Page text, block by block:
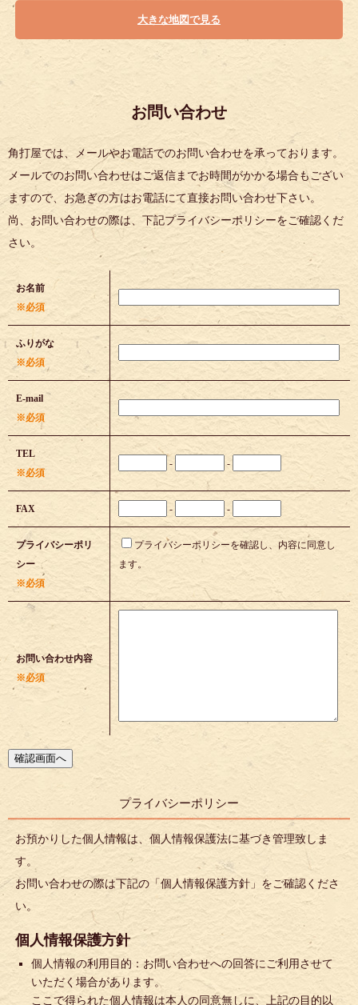
大きな地図で見る
お問い合わせ
角打屋では、メールやお電話でのお問い合わせを承っております。
メールでのお問い合わせはご返信までお時間がかかる場合もござい
ますので、お急ぎの方はお電話にて直接お問い合わせ下さい。
尚、お問い合わせの際は、下記プライバシーポリシーをご確認くだ
さい。
お名前
※必須
ふりがな
※必須
E-mail
※必須
TEL
※必須
- -
FAX - -
プライバシーポリ
シー
※必須
プライバシーポリシーを確認し、内容に同意し
ます。
お問い合わせ内容
※必須
プライバシーポリシー
お預かりした個人情報は、個人情報保護法に基づき管理致しま
す。
お問い合わせの際は下記の「個人情報保護方針」をご確認くださ
い。
個人情報保護方針
個人情報の利用目的：お問い合わせへの回答にご利用させて
いただく場合があります。
ここで得られた個人情報は本人の同意無しに、上記の目的以